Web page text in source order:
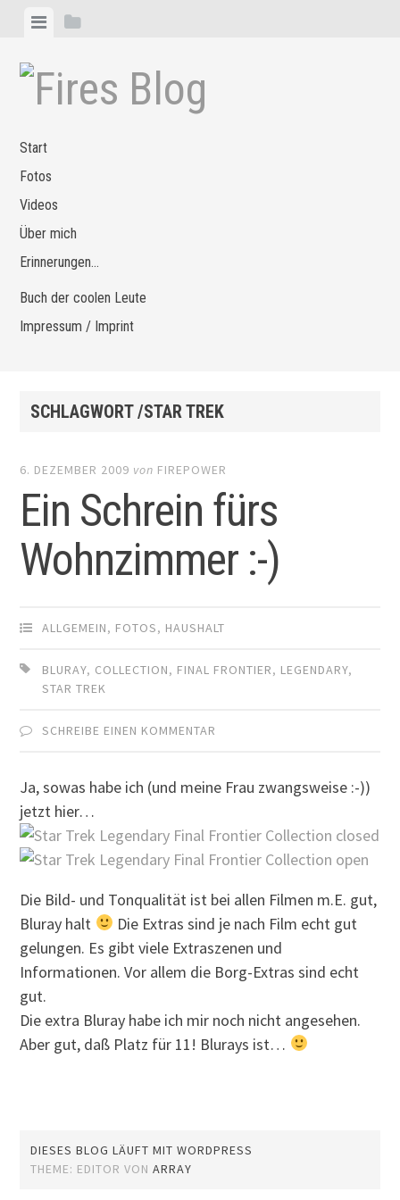
Zum
springen
MenüSeitenleiste
Start
Fotos
Videos
Über mich
Erinnerungen…
Buch der coolen Leute
Impressum / Imprint
SCHLAGWORT /STAR TREK
6. DEZEMBER 2009 von FIREPOWER
Ein Schrein fürs
Wohnzimmer :-)
ALLGEMEIN, FOTOS, HAUSHALT
BLURAY, COLLECTION, FINAL FRONTIER, LEGENDARY,
STAR TREK
SCHREIBE EINEN KOMMENTAR
Ja, sowas habe ich (und meine Frau zwangsweise :-))
jetzt hier…
Die Bild- und Tonqualität ist bei allen Filmen m.E. gut,
Bluray halt
Die Extras sind je nach Film echt gut
gelungen. Es gibt viele Extraszenen und
Informationen. Vor allem die Borg-Extras sind echt
gut.
Die extra Bluray habe ich mir noch nicht angesehen.
Aber gut, daß Platz für 11! Blurays ist…
DIESES BLOG LÄUFT MIT WORDPRESS
THEME: EDITOR VONARRAY